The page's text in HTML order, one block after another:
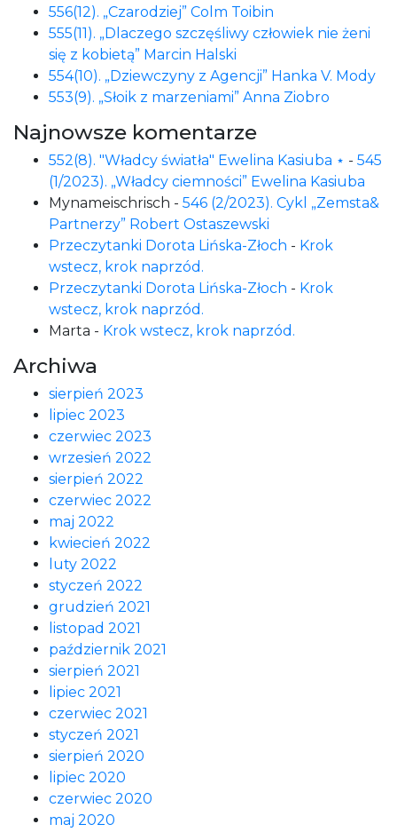
556(12). „Czarodziej” Colm Toibin
555(11). „Dlaczego szczęśliwy człowiek nie żeni
się z kobietą” Marcin Halski
554(10). „Dziewczyny z Agencji” Hanka V. Mody
553(9). „Słoik z marzeniami” Anna Ziobro
Najnowsze komentarze
552(8). "Władcy światła" Ewelina Kasiuba ⋆ - 545
(1/2023). „Władcy ciemności” Ewelina Kasiuba
Mynameischrisch - 546 (2/2023). Cykl „Zemsta&
Partnerzy” Robert Ostaszewski
Przeczytanki Dorota Lińska-Złoch - Krok
wstecz, krok naprzód.
Przeczytanki Dorota Lińska-Złoch - Krok
wstecz, krok naprzód.
Marta - Krok wstecz, krok naprzód.
Archiwa
sierpień 2023
lipiec 2023
czerwiec 2023
wrzesień 2022
sierpień 2022
czerwiec 2022
maj 2022
kwiecień 2022
luty 2022
styczeń 2022
grudzień 2021
listopad 2021
październik 2021
sierpień 2021
lipiec 2021
czerwiec 2021
styczeń 2021
sierpień 2020
lipiec 2020
czerwiec 2020
maj 2020